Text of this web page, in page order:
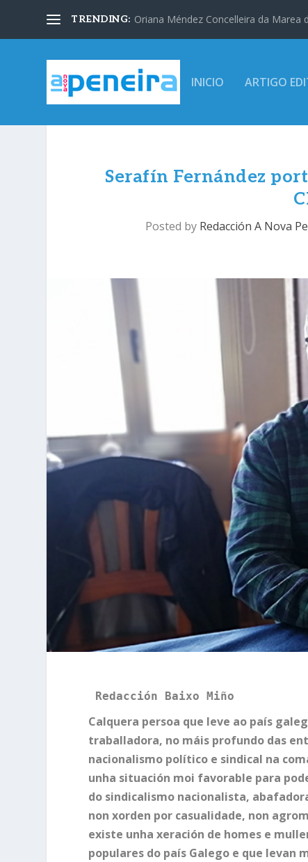
TRENDING: Oriana Méndez Concelleira da Marea
INICIO ARTIGO
Serafín Fernández
Posted by Redacción A Nova
Redacción Baixo Miño
Calquera persoa que leve ao país
traballadora, no máis profundo das
nacionalismo político e sindical na
unha situación moi favorable para
do sindicalismo nacionalista,
non xorden por casualidade, non
existe unha xeración de homes e
populares do país Galego e que levan